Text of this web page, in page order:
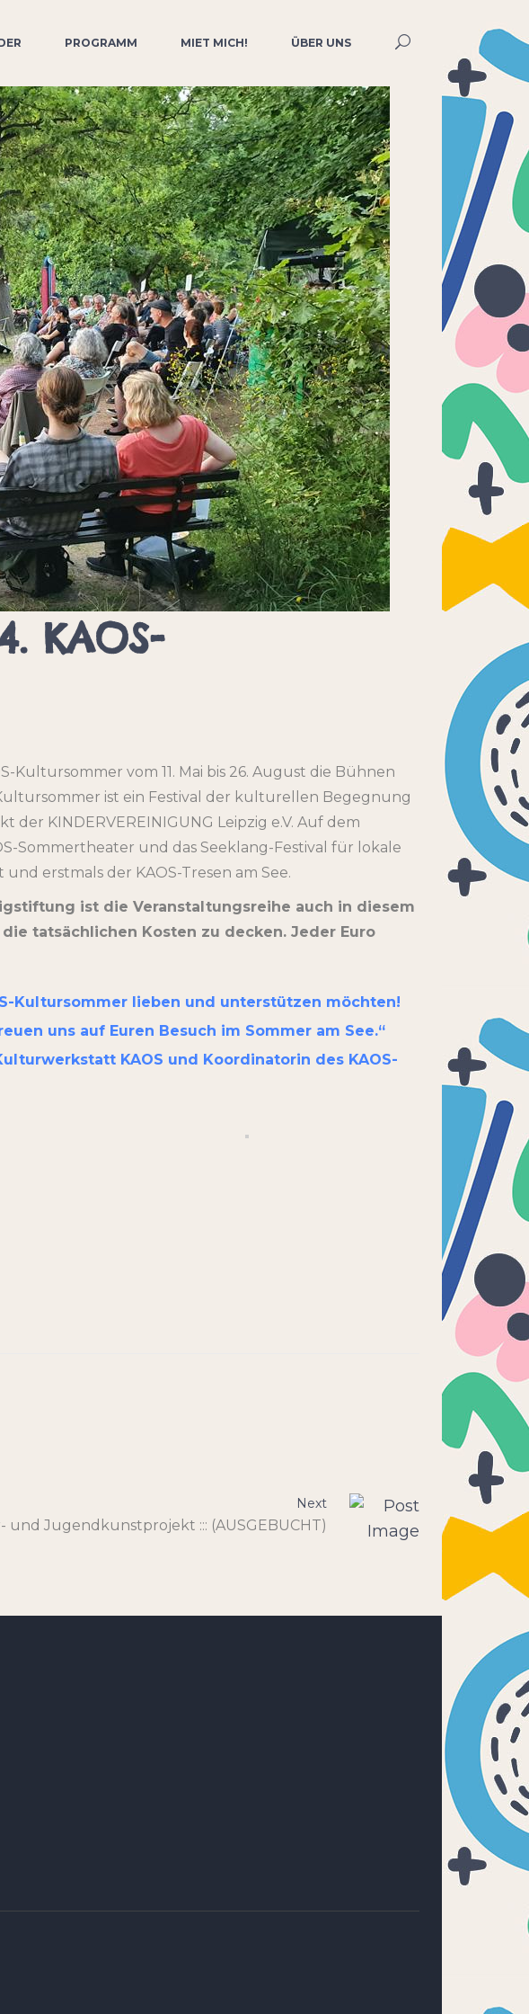
PROGRAMM MIET MICH! ÜBER UNS
KAOS-
Kultursommer vom 11. Mai bis 26. August die Bühnen
ist ein Festival der kulturellen Begegnung
KINDERVEREINIGUNG Leipzig e.V. Auf dem
Sommertheater und das Seeklang-Festival für lokale
erstmals der KAOS-Tresen am See.
ist die Veranstaltungsreihe auch in diesem
tatsächlichen Kosten zu decken. Jeder Euro
Kultursommer lieben und unterstützen möchten!
uns auf Euren Besuch im Sommer am See.“
KAOS und Koordinatorin des KAOS-
Next
und Jugendkunstprojekt ::: (AUSGEBUCHT)